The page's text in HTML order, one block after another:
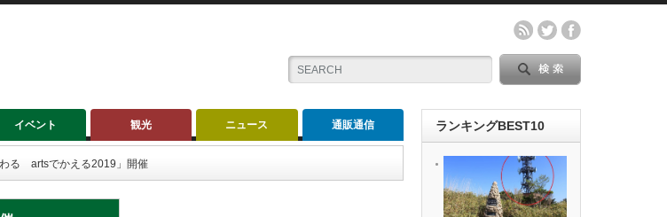
イベント 観光 ニュース 通販通信
る artsでかえる2019」開催
ランキングBEST10